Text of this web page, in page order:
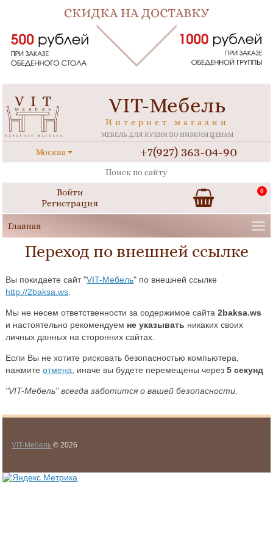
VIT-Мебель
Интернет магазин
МЕБЕЛЬ ДЛЯ КУХНИ ПО НИЗКИМ ЦЕНАМ
Москва +7(927) 363-04-90
Войти
Регистрация
0
Переход по внешней ссылке
Вы покидаете сайт "VIT-Мебель" по внешней ссылке
http://2baksa.ws
Мы не несем ответственности за содержимое сайта2baksa.ws
и настоятельно рекомендуем не указывать никаких своих
личных данных на сторонних сайтах.
Если Вы не хотите рисковать безопасностью компьютера,
нажмитеотмена , иначе вы будете перемещены через5 секунд
"VIT-Мебель" всегда заботится о вашей безопасности.
VIT-Мебель © 2026